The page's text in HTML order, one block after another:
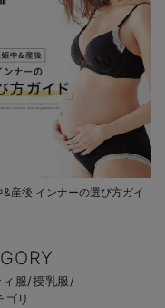
&産後 インナーの選び方ガイ
ィ服/授乳服/
リ